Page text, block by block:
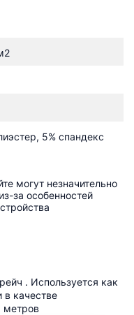
5% спандекс
могут незначительно
за особенностей
. Используется как
в качестве
метров